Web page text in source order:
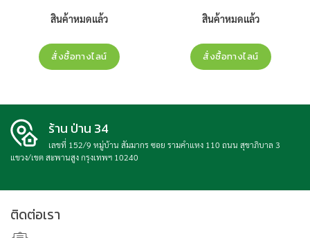
49,990฿.
สินค้าหมดแล้ว
สั่งซื้อทางไลน์
39,900฿.
สินค้าหมดแล้ว
สั่งซื้อทางไลน์
ร้าน ป่าน 34
เลขที่ 152/9 หมู่บ้าน สัมมากร ซอย รามคำแหง 110 ถนน สุขาภิบาล 3
แขวง/เขต สะพานสูง กรุงเทพฯ 10240
ติดต่อเรา